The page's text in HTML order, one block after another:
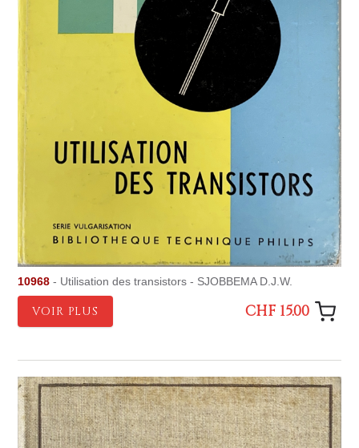
10968 - Utilisation des transistors - SJOBBEMA D.J.W.
VOIR PLUS CHF 15.00